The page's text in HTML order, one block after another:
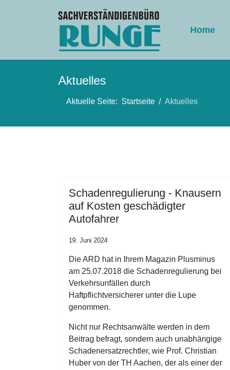
Home
Aktuelles
Aktuelle Seite: Startseite Aktuelles
Schadenregulierung - Knausern
auf Kosten geschädigter
Autofahrer
19. Juni 2024
Die ARD hat in Ihrem Magazin Plusminus
am 25.07.2018 die Schadenregulierung bei
Verkehrsunfällen durch
Haftpflichtversicherer unter die Lupe
genommen.
Nicht nur Rechtsanwälte werden in dem
Beitrag befragt, sondern auch unabhängige
Schadenersatzrechtler, wie Prof. Christian
Huber von der TH Aachen, der als einer der